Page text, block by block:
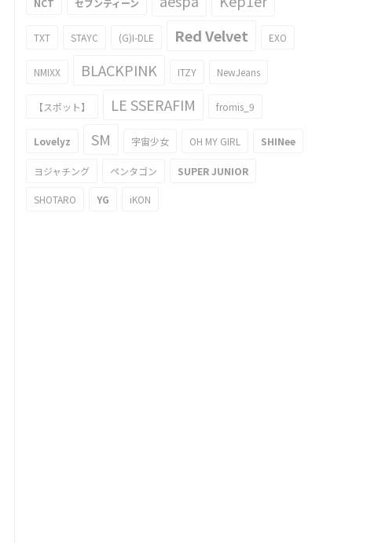
NCT セブンティーン
TXT STAYC (G)I-DLE Red Velvet EXO
NMIXX BLACKPINK ITZY NewJeans
【スポット】 LE SSERAFIM fromis_9
Lovelyz SM 宇宙少女 OH MY GIRL SHINee
ヨジャチング ペンタゴン SUPER JUNIOR
SHOTARO YG iKON